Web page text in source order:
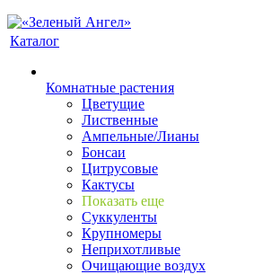
Каталог
Комнатные растения
Цветущие
Лиственные
Ампельные/Лианы
Бонсаи
Цитрусовые
Кактусы
Показать еще
Суккуленты
Крупномеры
Неприхотливые
Очищающие воздух